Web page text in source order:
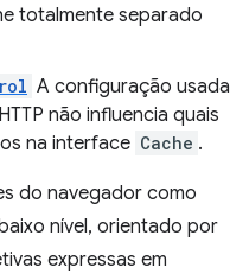
totalmente separado
A configuração usada
não influencia quais
na interface Cache .
do navegador como
nível, orientado por
expressas em